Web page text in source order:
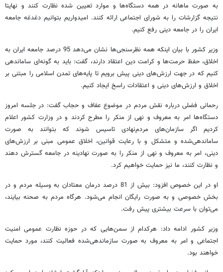
به صورت ماهانه در همه دستگاه‌ها و موارد تعیین شده نظارت کنند و نهایتا
نتیجه گزارشات را به شورای اجتماعی ارائه کنند. امیدواریم بتوانیم دغدغه جامعه
ایران را در جامعه دینی رفع کنیم.
وزیر کشور با بیان اینکه همه نظرسنجی‌ها نشان می‌دهد 95 درصد جامعه ایران به
اخلاق، حفظ حرمت‌ها و کرامت دین اعتقاد دارند، گفت: باید به گونه‌ای ساماندهی
کنیم که در جهت ارزش‌های دینی پیش برویم تا پایه‌های تمدن اسلامی را مبتنی بر
اخلاق و ارزش‌های دینی و اعتقادات راسخ ایجاد کنیم.
رحمانی‌ فضلی درباره نقش مردم در موضوع عفاف و حجاب گفت: در جلسه امروز
دستگاه‌ها امر به معروف و نهی از منکر را مطرح کردند و در وزارت کشور اعلام
کردیم اگر سازمان‌های مردم‌نهادی تاسیس شوند که بتوانند به صورت
ساماندهی‌شده و متشکل و با رعایت قوانین، اخلاق عمومی مبنی بر ارزش‌های
دینی، امر به معروف و نهی از منکر را به صورت نهادینه در جامعه گسترش دهند
و نظارت کنند، ما نیز حمایت خواهیم کرد.
او در این خصوص افزود: بیش از 81 درصد درمان معتادان به وسیله مردم و در
بخش خصوصی و به صورت رایگان انجام می‌شود. هرگاه مردم به صحنه بیایند،
می‌توان با سرعت بیشتری پیش رفت.
وزیر کشور ادامه داد: هرکدام از سمن‌هایی که در حوزه نظارت عمومی امنیت
اجتماعی و امر به معروف به صورت سازماندهی‌شده فعالیت کنند، مورد حمایت
خواهند بود.